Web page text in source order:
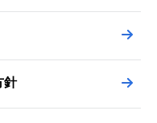
針